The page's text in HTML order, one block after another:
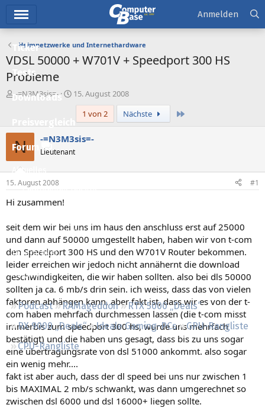
Ticker
Tests
Downloads
Forum
Aktuelles
Empfohlene Inhalte
Neueste Aktivitäten
Leserartikel
Regeln
Podcast RAMageddon
RTX 5000 „Deals“
RX 9000 „Deals“
Ideale Gaming-PCs
GPU-Rangliste
CPU-Rangliste
Anmelden
Heimnetzwerke und Internethardware
VDSL 50000 + W701V + Speedport 300 HS
Probleme
E
t
e
l
e
-=N3M3sis=-
E
t
e
l
m
15. August 2008
1 von 2
Nächste
N -=N3M3sis=-
Lieutenant
15. August 2008 #1
Hi zusammen!
seit dem wir bei uns im haus den anschluss erst auf 25000
und dann auf 50000 umgestellt haben, haben wir von t-com
den Speedport 300 HS und den W701V Router bekommen.
leider erreichen wir jedoch nicht annähernt die download
geschwindigkeiten, die wir haben sollten. also bei dls 50000
sollten ja ca. 6 mb/s drin sein. ich weiss, dass das von vielen
faktoren abhängen kann, aber fakt ist, dass wir es von der t-
com haben mehrfach durchmessen lassen (die t-com misst
immerbis zum speedport 300 hs, wurde uns mehrfach
bestätigt) und die haben uns gesagt, dass bis zu uns sogar
eine übertragungsrate von dsl 51000 ankommt. also sogar
ein wenig mehr....
fakt ist aber auch, dass der dl speed bei uns nur zwischen 1
bis MAXIMAL 2 mb/s schwankt, was dann umgerechnet so
zwischen dsl 6000 und dsl 16000+ liegen sollte.